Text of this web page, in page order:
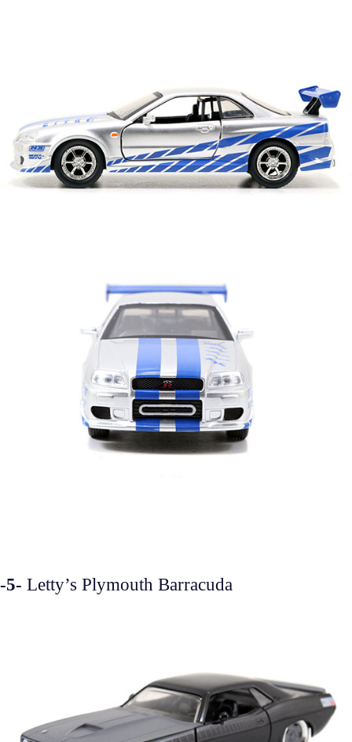
-5- Letty’s Plymouth Barracuda